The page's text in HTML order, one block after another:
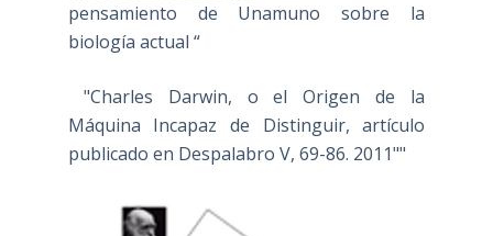
pensamiento de Unamuno sobre la
biología actual “
"Charles Darwin, o el Origen de la
Máquina Incapaz de Distinguir, artículo
publicado en Despalabro V, 69-86. 2011""